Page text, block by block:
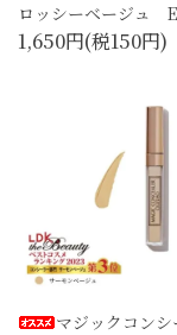
ロッシーベージュ E
1,650円(税150円)
マジックコン